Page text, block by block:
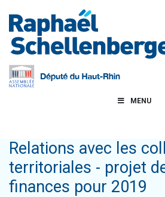
MENU
Relations avec les
territoriales - projet
finances pour 2019